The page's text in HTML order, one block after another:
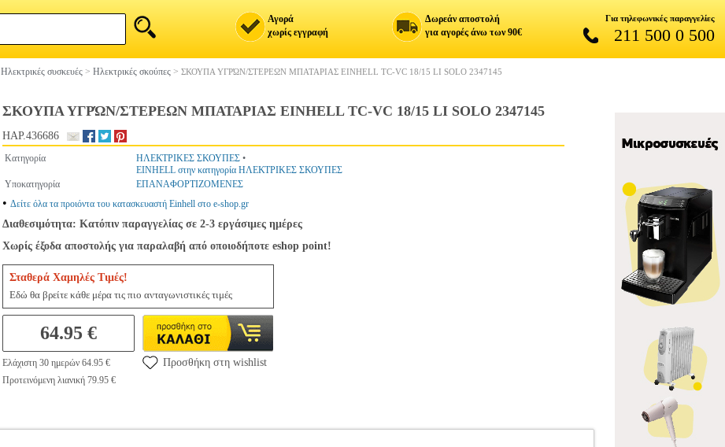
Αγορά
χωρίς εγγραφή
Δωρεάν αποστολή
για αγορές άνω των 90€
Για τηλεφωνικές παραγγελίες
211 500 0 500
Ηλεκτρικές συσκευές > Ηλεκτρικές σκούπες > ΣΚΟΥΠΑ ΥΓΡΏΝ/ΣΤΕΡΕΩΝ ΜΠΑΤΑΡIΑΣ EINHELL TC-VC 18/15 LI SOLO 2347145
ΣΚΟΥΠΑ ΥΓΡΏΝ/ΣΤΕΡΕΩΝ ΜΠΑΤΑΡIΑΣ EINHELL TC-VC 18/15 LI SOLO 2347145
HAP.436686
Κατηγορία ΗΛΕΚΤΡΙΚΕΣ ΣΚΟΥΠΕΣ •
EINHELL στην κατηγορία ΗΛΕΚΤΡΙΚΕΣ ΣΚΟΥΠΕΣ
Υποκατηγορία
ΕΠΑΝΑΦΟΡΤΙΖΟΜΕΝΕΣ
• Δείτε όλα τα προιόντα του κατασκευαστή Einhell στο e-shop.gr
Διαθεσιμότητα: Κατόπιν παραγγελίας σε 2-3 εργάσιμες ημέρες
Χωρίς έξοδα αποστολής για παραλαβή από οποιοδήποτε eshop point!
Σταθερά Χαμηλές Τιμές!
Εδώ θα βρείτε κάθε μέρα τις πιο ανταγωνιστικές τιμές
64.95 €
Ελάχιστη 30 ημερών 64.95 €
Προτεινόμενη λιανική 79.95 €
Προσθήκη στη wishlist